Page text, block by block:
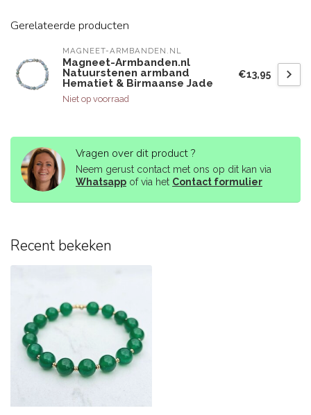
Gerelateerde producten
MAGNEET-ARMBANDEN.NL
Magneet-Armbanden.nl
Natuurstenen armband
Hematiet & Birmaanse Jade
Niet op voorraad
€13,95
Vragen over dit product ?
Neem gerust contact met ons op dit kan via
Whatsapp of via het Contact formulier
Recent bekeken